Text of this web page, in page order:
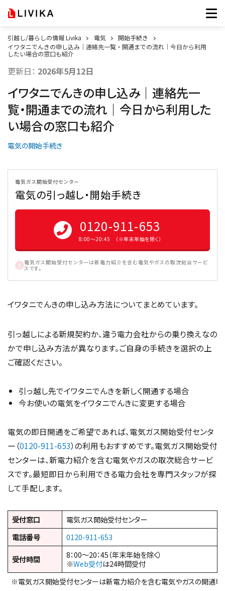
引越し/暮らしの情報 Livika 電気
開始手続き
イワタニでんきの申し込み｜連絡先一覧・開通までの流れ｜今日から利用
したい場合の窓口も紹介
更新日： 2026年5月12日
イワタニでんきの申し込み｜連絡先一
覧・開通までの流れ｜今日から利用した
い場合の窓口も紹介
電気の開始手続き
電気ガス開始受付センター
電気の引っ越し・開始手続き
0120-911-653
8:00〜20:45 （※年末年始を除く）
電気ガス開始受付センターは新電力紹介を含む電気やガスの取次総合サービ
スです。
イワタニでんきの申し込み方法についてまとめています。
引っ越しによる新規契約か、違う電力会社からの乗り換えなの
かで申し込み方法が異なります。ご自身の手続きを選択の上
ご確認ください。
引っ越し先でイワタニでんきを新しく開通する場合
今お使いの電気をイワタニでんきに変更する場合
電気の即日開通をご希望であれば、電気ガス開始受付センタ
ー（0120-911-653）の利用もおすすめです。電気ガス開始受付
センターは、新電力紹介を含む電気やガスの取次総合サービ
スです。最短即日から利用できる電力会社を専門スタッフが探
して手配します。
受付窓口
電気ガス開始受付センター
電話番号
0120-911-653
受付時間
8：00～20：45（年末年始を除く）
※Web受付は24時間受付
※電気ガス開始受付センターは新電力紹介を含む電気やガスの開通専